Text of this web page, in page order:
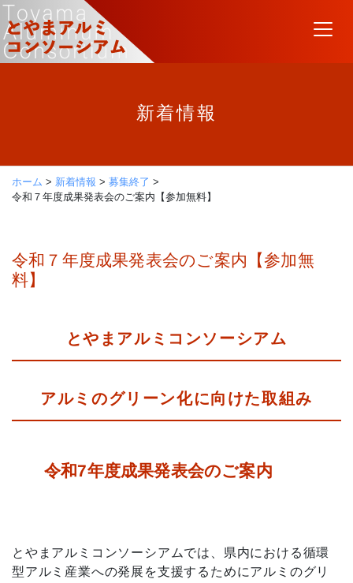
Skip
to
content
新着情報
ホーム > 新着情報 > 募集終了 >
令和７年度成果発表会のご案内【参加無料】
令和７年度成果発表会のご案内【参加無
料】
とやまアルミコンソーシアム
アルミのグリーン化に向けた取組み
令和7年度成果発表会のご案内
とやまアルミコンソーシアムでは、県内における循環
型アルミ産業への発展を支援するためにアルミのグリ